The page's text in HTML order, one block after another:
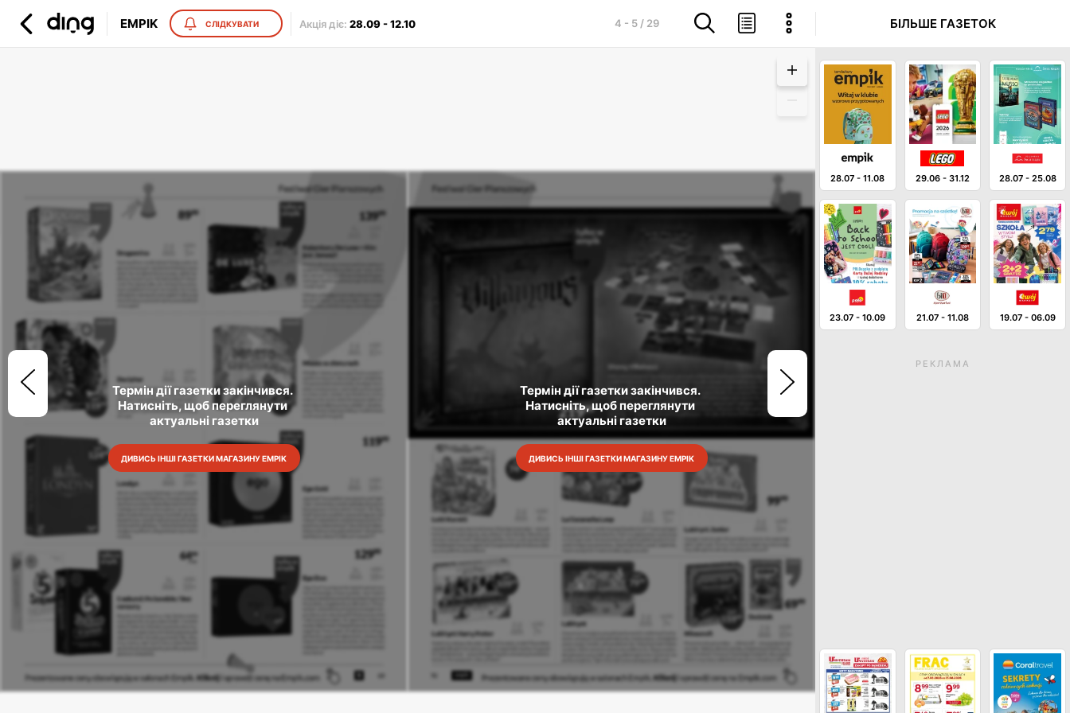
EMPIK СЛІДКУВАТИ Акція діє: 28.09-12.10 4 - 5 / 29
Термін дії газетки закінчився.
Натисніть, щоб переглянути
актуальні газетки
ДИВИСЬ ІНШІ ГАЗЕТКИ МАГАЗИНУ EMPIK
Термін дії газетки закінчився.
Натисніть, щоб переглянути
актуальні газетки
ДИВИСЬ ІНШІ ГАЗЕТКИ МАГАЗИНУ EMPIK
БІЛЬШЕ ГАЗЕТОК
28.07-11.08 29.06 - 31.12 28.07 - 25.08
23.07-10.09 21.07 - 11.08 19.07 - 06.09
РЕКЛАМА